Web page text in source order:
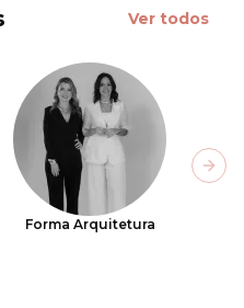
Ver todos
Forma Arquitetura